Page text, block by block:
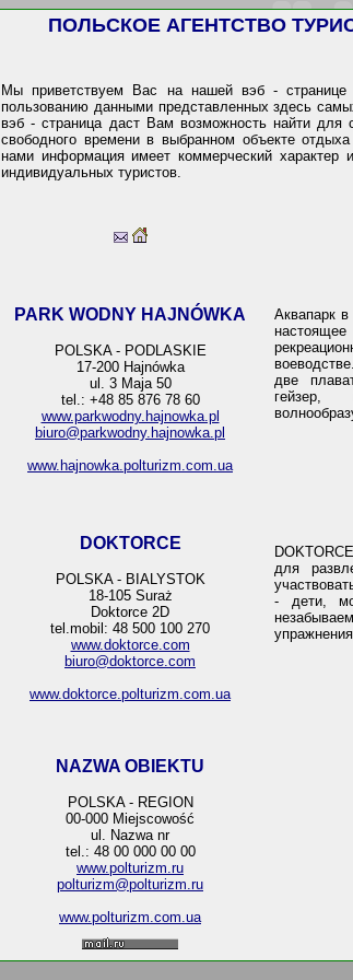
ПОЛЬСКОЕ АГЕНТСТВО
Мы приветствуем Вас на нашей вэб - странице
пользованию данными представленных здесь
вэб - страница даст Вам возможность найти для
свободного времени в выбранном объекте
нами информация имеет коммерческий характер
индивидуальных туристов.
PARK WODNY HAJNÓWKA
POLSKA - PODLASKIE
17-200 Hajnówka
ul. 3 Maja 50
tel.: +48 85 876 78 60
www.parkwodny.hajnowka.pl
biuro@parkwodny.hajnowka.pl
Аквапарк
две
гейзер,
www.hajnowka.polturizm.com.ua
DOKTORCE
POLSKA - BIALYSTOK
18-105 Suraż
Doktorce 2D
tel.mobil: 48 500 100 270
www.doktorce.com
biuro@doktorce.com
для
- дети,
www.doktorce.polturizm.com.ua
NAZWA OBIEKTU
POLSKA - REGION
00-000 Miejscowość
ul. Nazwa nr
tel.: 48 00 000 00 00
www.polturizm.ru
polturizm@polturizm.ru
www.polturizm.com.ua